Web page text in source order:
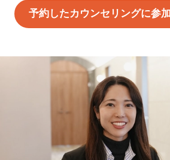
予約したカウンセリングに参加